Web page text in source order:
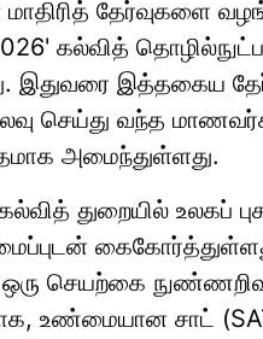
தேர்வுகளை
கல்வித் தொழில்நுட்ப
இதுவரை இத்தகைய
செய்து வந்த
அமைந்துள்ளது.
துறையில் உலகப்
ஒரு செயற்கை
உண்மையான சாட்